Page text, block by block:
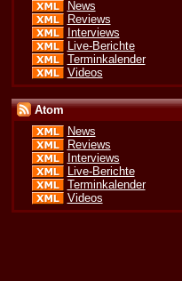
News
Reviews
Interviews
Live-Berichte
Terminkalender
Videos
Atom
News
Reviews
Interviews
Live-Berichte
Terminkalender
Videos